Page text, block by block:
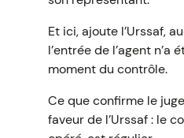
Et ici, ajoute l’Urssaf,
l’entrée de l’agent n’a
moment du contrôle.
Ce que confirme le
faveur de l’Urssaf : le